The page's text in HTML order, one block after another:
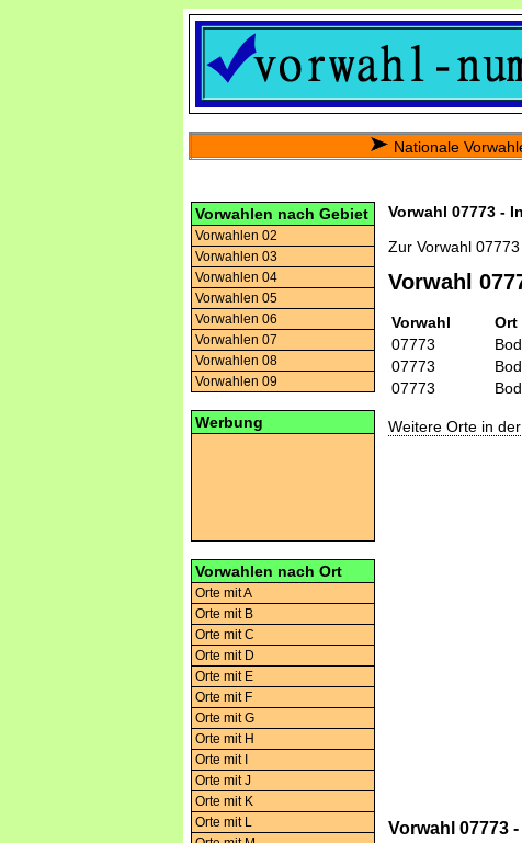
Nationale
Vorwahlen nach Gebiet
Vorwahlen 02
Vorwahlen 03
Vorwahlen 04
Vorwahlen 05
Vorwahlen 06
Vorwahlen 07
Vorwahlen 08
Vorwahlen 09
Werbung
Vorwahlen nach Ort
Orte mit A
Orte mit B
Orte mit C
Orte mit D
Orte mit E
Orte mit F
Orte mit G
Orte mit H
Orte mit I
Orte mit J
Orte mit K
Orte mit L
Vorwahl 07773 -
Zur Vorwahl
Vorwahl
Vorwahl Ort
07773
07773
07773
Weitere Orte in
Vorwahl 07773